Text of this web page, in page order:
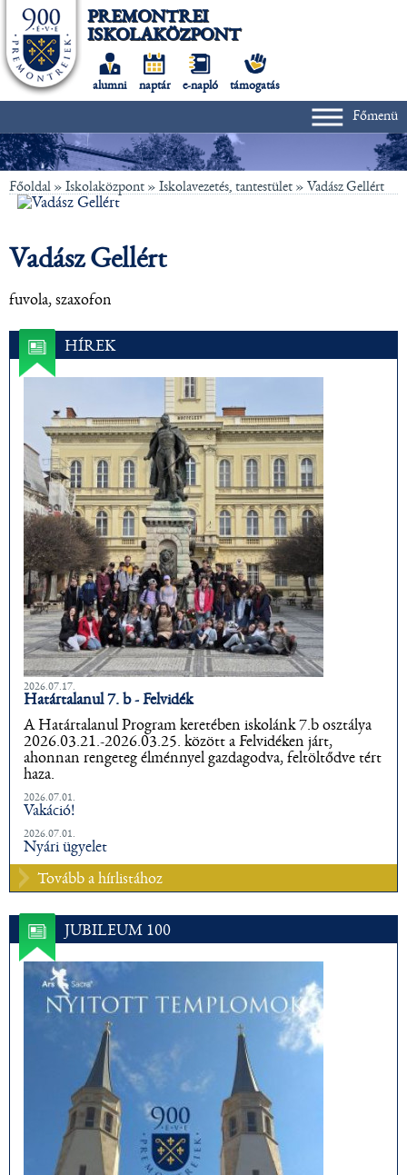
PREMONTREI
ISKOLAKÖZPONT
alumni naptár e-napló támogatás
Főmenü
Főoldal » Iskolaközpont » Iskolavezetés, tantestület » Vadász Gellért
Vadász Gellért
fuvola, szaxofon
HÍREK
2026.07.17.
Határtalanul 7. b - Felvidék
A Határtalanul Program keretében iskolánk 7.b osztálya
2026.03.21.-2026.03.25. között a Felvidéken járt,
ahonnan rengeteg élménnyel gazdagodva, feltöltődve tért
haza.
2026.07.01.
Vakáció!
2026.07.01.
Nyári ügyelet
Tovább a hírlistához
JUBILEUM 100